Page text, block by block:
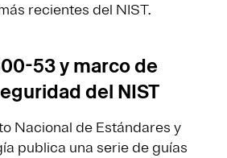
recientes del NIST.
53 y marco de
del NIST
Nacional de Estándares y
publica una serie de guías